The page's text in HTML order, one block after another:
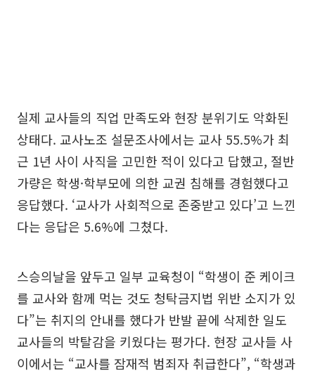
실제 교사들의 직업 만족도와 현장 분위기도 악화된
상태다. 교사노조 설문조사에서는 교사 55.5%가 최
근 1년 사이 사직을 고민한 적이 있다고 답했고, 절반
가량은 학생·학부모에 의한 교권 침해를 경험했다고
응답했다. ‘교사가 사회적으로 존중받고 있다’고 느낀
다는 응답은 5.6%에 그쳤다.
스승의날을 앞두고 일부 교육청이 “학생이 준 케이크
를 교사와 함께 먹는 것도 청탁금지법 위반 소지가 있
다”는 취지의 안내를 했다가 반발 끝에 삭제한 일도
교사들의 박탈감을 키웠다는 평가다. 현장 교사들 사
이에서는 “교사를 잠재적 범죄자 취급한다”, “학생과